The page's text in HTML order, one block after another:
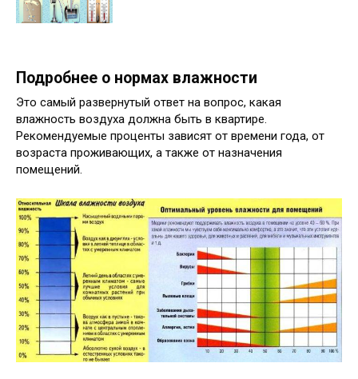
Подробнее о нормах влажности
Это самый развернутый ответ на вопрос, какая
влажность воздуха должна быть в квартире.
Рекомендуемые проценты зависят от времени года, от
возраста проживающих, а также от назначения
помещений.